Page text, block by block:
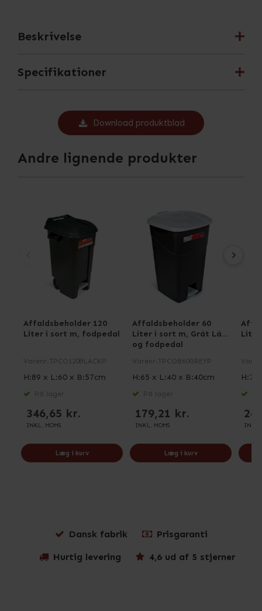
Beskrivelse
Specifikationer
Download produktblad
Andre lignende produkter
Affaldsbeholder 120
Liter i sort m, fodpedal
Varenr. TPCO120BLACKP
H:89 x L:60 x B:57cm
På lager
346,65 kr.
INKL. MOMS
Læg i kurv
Affaldsbeholder 60
Liter i sort m, Gråt Låg
og fodpedal
Varenr. TPCOB60GREYP
H:65 x L:40 x B:40cm
På lager
179,21 kr.
INKL. MOMS
Læg i kurv
Liter
H:79
INKL.
Dansk fabrik Prisgaranti
Hurtig levering 4,6 ud af 5 stjerner